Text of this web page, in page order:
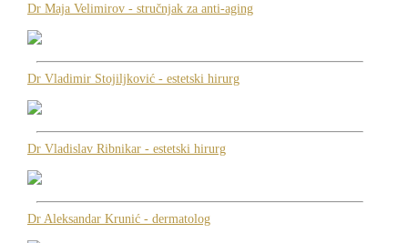
Dr Maja Velimirov - stručnjak za anti-aging
Dr Vladimir Stojiljković - estetski hirurg
Dr Vladislav Ribnikar - estetski hirurg
Dr Aleksandar Krunić - dermatolog